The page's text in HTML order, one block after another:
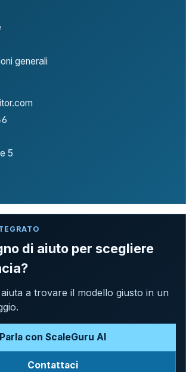
generali
5
di aiuto per scegliere
a trovare il modello giusto in un
Parla con ScaleGuru AI
Contattaci